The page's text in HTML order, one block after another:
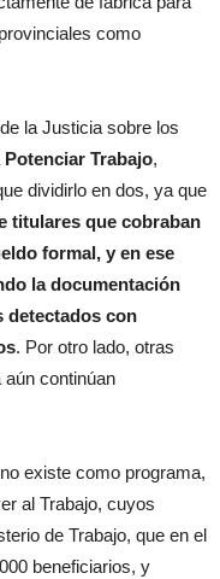
como
la Justicia sobre los
Potenciar Trabajo,
dividirlo en dos, ya que
titulares que cobraban
formal, y en ese
la documentación
detectados con
. Por otro lado, otras
continúan
existe como programa,
al Trabajo, cuyos
de Trabajo, que en el
beneficiarios, y